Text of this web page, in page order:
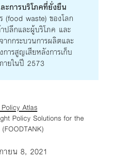
ะการบริโภคที่ยั่งยืน
(food waste) ของโลก
ปลีกและผู้บริโภค และ
ากกระบวนการผลิตและ
ารสูญเสียหลังการเก็บ
ายในปี 2573
Atlas
Policy Solutions for the
ยน 8, 2021